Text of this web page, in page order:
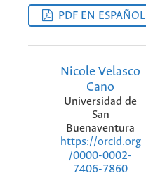
PDF EN ESPAÑOL
Nicole Velasco
Cano
Universidad de
San
Buenaventura
https://orcid.org
/0000-0002-
7406-7860